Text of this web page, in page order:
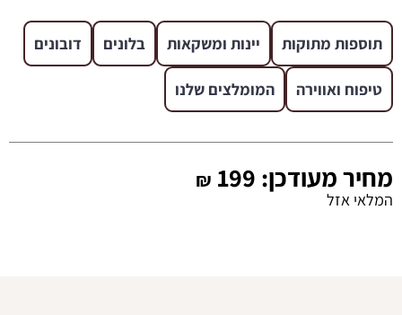
תוספות מתוקות יינות ומשקאות בלונים דובונים
טיפוח ואווירה המומלצים שלנו
מחיר מעודכן: 199
₪
המלאי אזל